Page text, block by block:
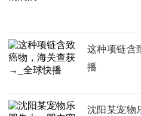
这种项链含
播
沈阳某宠物